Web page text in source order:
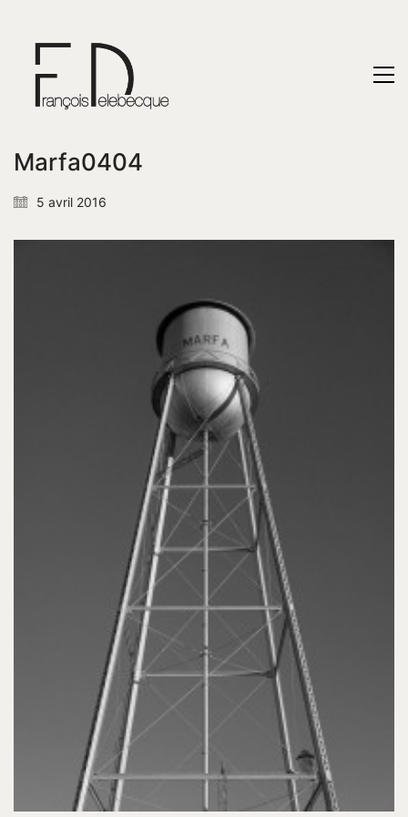
Marfa0404
5 avril 2016